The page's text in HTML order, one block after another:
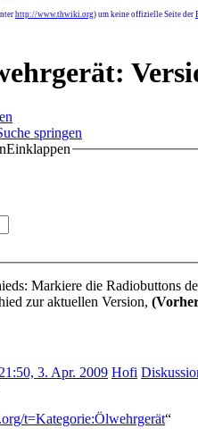
http://www.thwiki.org) um keine offizielle Seite der
springen
Einklappen
Markiere die Radiobuttons
zur aktuellen Version,
21:50, 3. Apr. 2009 Hofi
t=Kategorie:Ölwehrgerät“